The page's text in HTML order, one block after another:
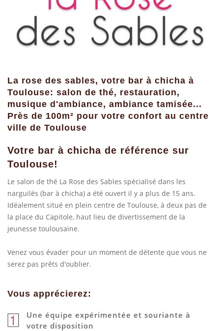
La rose des sables, votre bar à chicha à
Toulouse: salon de thé, restauration,
musique d'ambiance, ambiance tamisée...
Près de 100m² pour votre confort au centre
ville de Toulouse
Votre bar à chicha de référence sur
Toulouse!
Le salon de thé La Rose des Sables spécialisé dans les
narguilés (bar à chicha) a été ouvert il y a plus de 15 ans.
Idéalement situé en plein centre de Toulouse, à deux pas de
la place du Capitole, haut lieu de divertissement de la
jeunesse toulousaine.
Venez vous évader pour un moment de détente que vous ne
serez pas prêts d'oublier.
Vous apprécierez:
Une équipe expérimentée et souriante à
votre disposition